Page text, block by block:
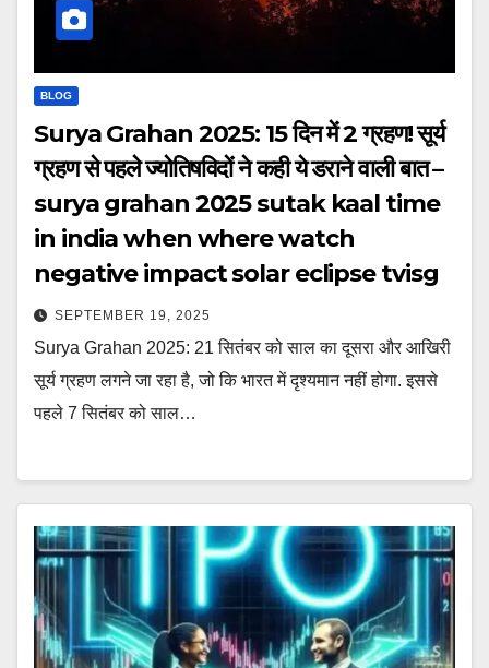
BLOG
Surya Grahan 2025: 15 दिन में 2 ग्रहण! सूर्य
ग्रहण से पहले ज्योतिषविदों ने कही ये डराने वाली बात –
surya grahan 2025 sutak kaal time
in india when where watch
negative impact solar eclipse tvisg
SEPTEMBER 19, 2025
Surya Grahan 2025: 21 सितंबर को साल का दूसरा और आखिरी
सूर्य ग्रहण लगने जा रहा है, जो कि भारत में दृश्यमान नहीं होगा. इससे
पहले 7 सितंबर को साल…